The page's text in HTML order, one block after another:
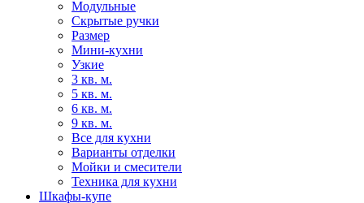
Модульные
Скрытые ручки
Размер
Мини-кухни
Узкие
3 кв. м.
5 кв. м.
6 кв. м.
9 кв. м.
Все для кухни
Варианты отделки
Мойки и смесители
Техника для кухни
Шкафы-купе